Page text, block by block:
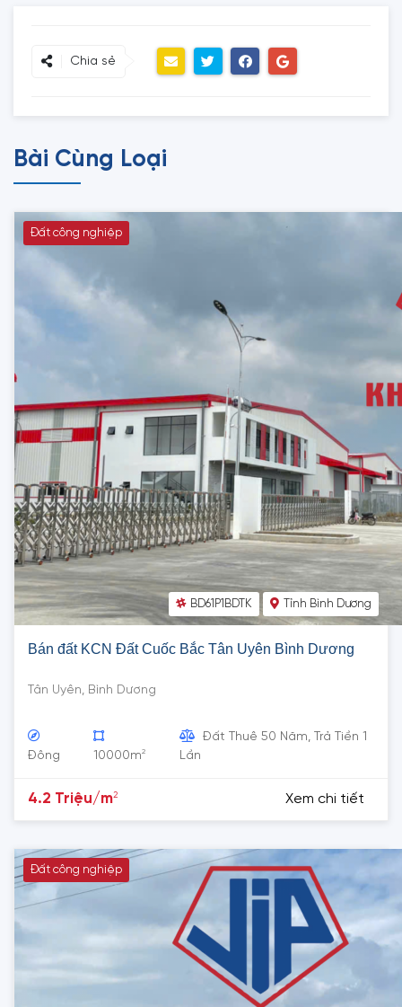
Chia sẻ
Bài Cùng Loại
Đất công nghiệp
BD61P1BDTK Tỉnh Bình Dương
Bán đất KCN Đất Cuốc Bắc Tân Uyên Bình Dương
Tân Uyên, Bình Dương
Đông 10000m2
Đất Thuê 50 Năm, Trả Tiền 1
Lần
4.2 Triệu/m2 Xem chi tiết
Đất công nghiệp